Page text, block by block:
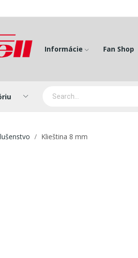
Informácie Fan Shop
Klieština 8 mm